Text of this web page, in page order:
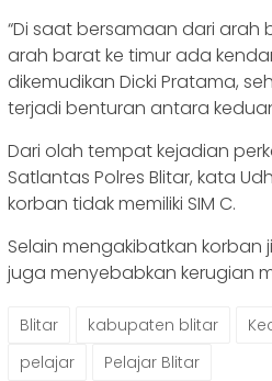
“Di saat bersamaan dari
arah barat ke timur ada
dikemudikan Dicki Pratama,
terjadi benturan antara
Dari olah tempat kejadian
Satlantas Polres Blitar, kata
korban tidak memiliki SIM C.
Selain mengakibatkan korban
juga menyebabkan kerugian
Blitar kabupaten blitar
pelajar
Pelajar Blitar